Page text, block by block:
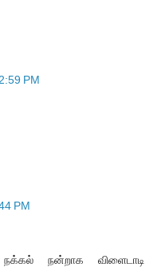
PM
PM
நன்றாக விளைடாடி